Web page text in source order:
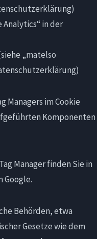
Analytics“ in der
„matelso
Managers im Cookie
Komponenten
Manager finden Sie in
Google.
Behörden, etwa
Gesetze wie dem